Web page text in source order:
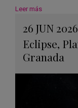
Leer más
26 JUN
Eclipse,
Granada